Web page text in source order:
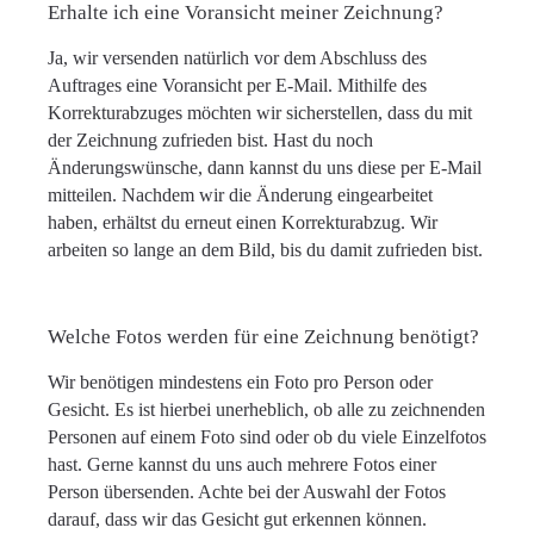
Erhalte ich eine Voransicht meiner Zeichnung?
Ja, wir versenden natürlich vor dem Abschluss des
Auftrages eine Voransicht per E-Mail. Mithilfe des
Korrekturabzuges möchten wir sicherstellen, dass du mit
der Zeichnung zufrieden bist. Hast du noch
Änderungswünsche, dann kannst du uns diese per E-Mail
mitteilen. Nachdem wir die Änderung eingearbeitet
haben, erhältst du erneut einen Korrekturabzug. Wir
arbeiten so lange an dem Bild, bis du damit zufrieden bist.
Welche Fotos werden für eine Zeichnung benötigt?
Wir benötigen mindestens ein Foto pro Person oder
Gesicht. Es ist hierbei unerheblich, ob alle zu zeichnenden
Personen auf einem Foto sind oder ob du viele Einzelfotos
hast. Gerne kannst du uns auch mehrere Fotos einer
Person übersenden. Achte bei der Auswahl der Fotos
darauf, dass wir das Gesicht gut erkennen können.